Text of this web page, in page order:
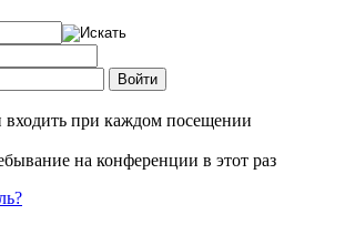
входить при каждом посещении
на конференции в этот раз